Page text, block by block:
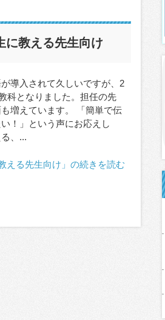
に教える先生向け
導入されて久しいですが、2
科となりました。担任の先
増えています。 「簡単で伝
！」という声にお応えし
、...
える先生向け」の続きを読む